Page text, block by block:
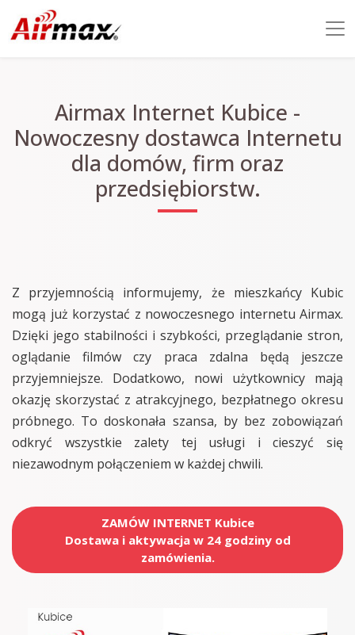
Airmax Internet Kubice -
Nowoczesny dostawca Internetu
dla domów, firm oraz
przedsiębiorstw.
Z przyjemnością informujemy, że mieszkańcy Kubic
mogą już korzystać z nowoczesnego internetu Airmax.
Dzięki jego stabilności i szybkości, przeglądanie stron,
oglądanie filmów czy praca zdalna będą jeszcze
przyjemniejsze. Dodatkowo, nowi użytkownicy mają
okazję skorzystać z atrakcyjnego, bezpłatnego okresu
próbnego. To doskonała szansa, by bez zobowiązań
odkryć wszystkie zalety tej usługi i cieszyć się
niezawodnym połączeniem w każdej chwili.
ZAMÓW INTERNET Kubice
Dostawa i aktywacja w 24 godziny od
zamówienia.